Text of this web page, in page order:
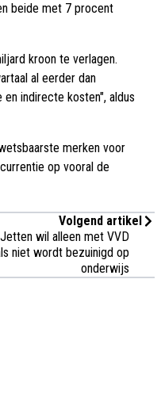
beide met 7 procent
kroon te verlagen.
al eerder dan
indirecte kosten", aldus
merken voor
op vooral de
Volgend artikel
Jetten wil alleen met VVD
niet wordt bezuinigd op
onderwijs